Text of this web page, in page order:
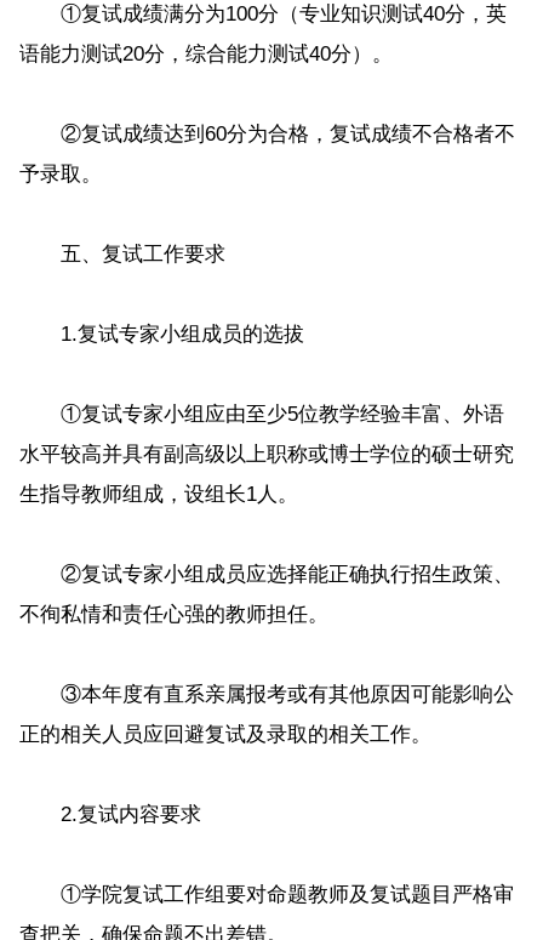
①复试成绩满分为100分（专业知识测试40分，英
语能力测试20分，综合能力测试40分）。
②复试成绩达到60分为合格，复试成绩不合格者不
予录取。
五、复试工作要求
1.复试专家小组成员的选拔
①复试专家小组应由至少5位教学经验丰富、外语
水平较高并具有副高级以上职称或博士学位的硕士研究
生指导教师组成，设组长1人。
②复试专家小组成员应选择能正确执行招生政策、
不徇私情和责任心强的教师担任。
③本年度有直系亲属报考或有其他原因可能影响公
正的相关人员应回避复试及录取的相关工作。
2.复试内容要求
①学院复试工作组要对命题教师及复试题目严格审
查把关，确保命题不出差错。